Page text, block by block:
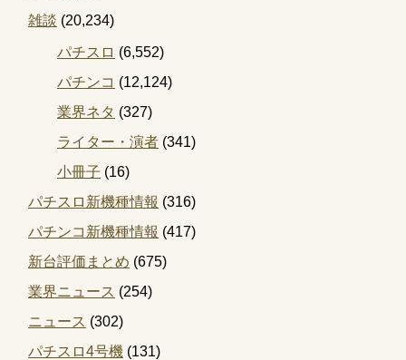
雑談 (20,234)
パチスロ (6,552)
パチンコ (12,124)
業界ネタ (327)
ライター・演者 (341)
小冊子 (16)
パチスロ新機種情報 (316)
パチンコ新機種情報 (417)
新台評価まとめ (675)
業界ニュース (254)
ニュース (302)
パチスロ4号機 (131)